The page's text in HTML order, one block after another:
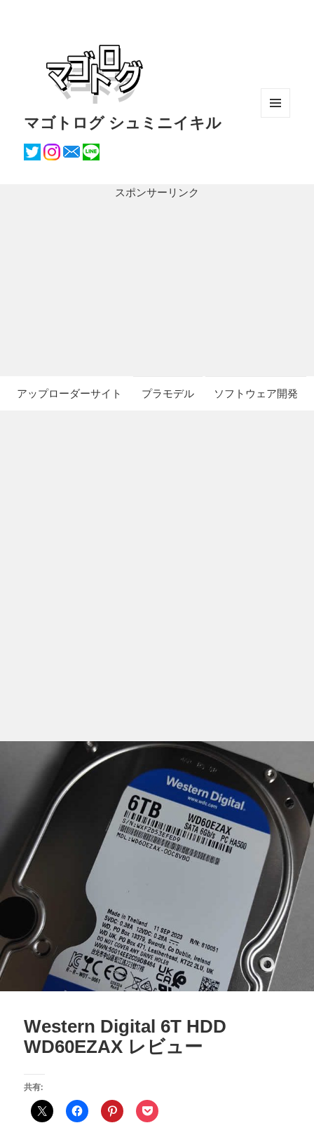
マゴトログ シュミニイキル
スポンサーリンク
アップローダーサイト プラモデル ソフトウェア開発
Western Digital 6T HDD
WD60EZAX レビュー
共有: